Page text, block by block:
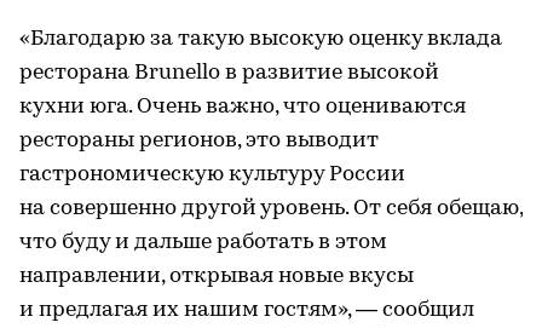
«Благодарю за такую высокую оценку вклада
ресторана Brunello в развитие высокой
кухни юга. Очень важно, что оцениваются
рестораны регионов, это выводит
гастрономическую культуру России
на совершенно другой уровень. От себя обещаю,
что буду и дальше работать в этом
направлении, открывая новые вкусы
и предлагая их нашим гостям», — сообщил